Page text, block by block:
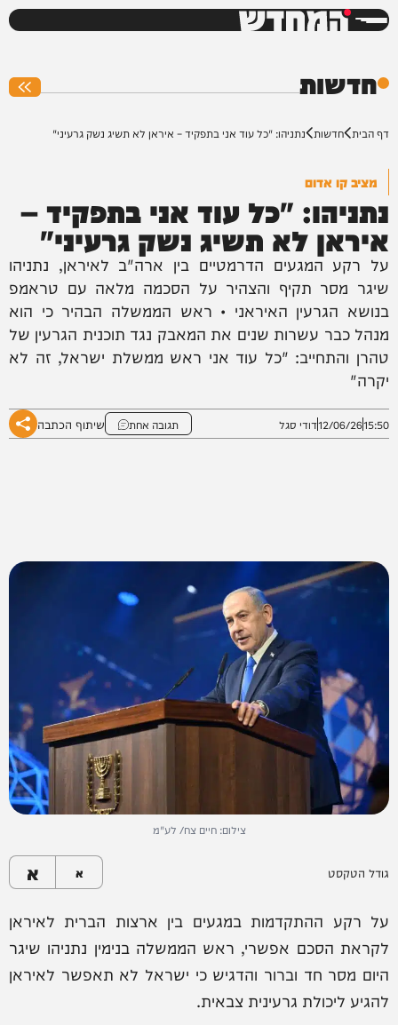
המחדש
חדשות
דף הבית חדשות נתניהו: "כל עוד אני בתפקיד – איראן לא תשיג נשק גרעיני"
מציב קו אדום
נתניהו: "כל עוד אני בתפקיד –
איראן לא תשיג נשק גרעיני"
על רקע המגעים הדרמטיים בין ארה"ב לאיראן, נתניהו
שיגר מסר תקיף והצהיר על הסכמה מלאה עם טראמפ
בנושא הגרעין האיראני • ראש הממשלה הבהיר כי הוא
מנהל כבר עשרות שנים את המאבק נגד תוכנית הגרעין של
טהרן והתחייב: "כל עוד אני ראש ממשלת ישראל, זה לא
יקרה"
15:50
12/06/26דודי סגל תגובה אחת שיתוף הכתבה
צילום: חיים צח/ לע"מ
גודל הטקסט א א
על רקע ההתקדמות במגעים בין ארצות הברית לאיראן
לקראת הסכם אפשרי, ראש הממשלה בנימין נתניהו שיגר
היום מסר חד וברור והדגיש כי ישראל לא תאפשר לאיראן
להגיע ליכולת גרעינית צבאית.